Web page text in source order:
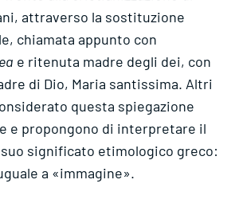
attraverso la sostituzione
chiamata appunto con
e ritenuta madre degli dei, con
di Dio, Maria santissima. Altri
questa spiegazione
e propongono di interpretare il
significato etimologico greco:
a «immagine».